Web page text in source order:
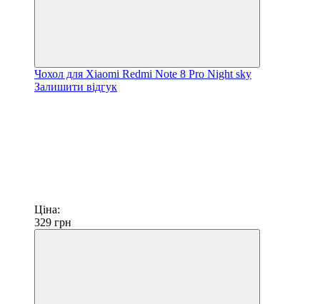
Чохол для Xiaomi Redmi Note 8 Pro Night sky
Залишити відгук
Ціна:
329 грн